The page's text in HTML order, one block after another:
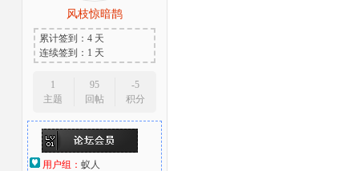
风枝惊暗鹊
累计签到：4 天
连续签到：1 天
1
主题
95
回帖
-5
积分
用户组： 蚁人